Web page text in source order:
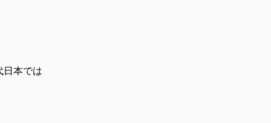
日本では